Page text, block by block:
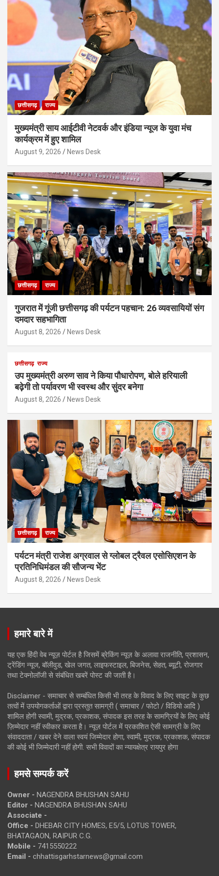
छत्तीसगढ़ राज्य
मुख्यमंत्री साय आईटीवी नेटवर्क और इंडिया न्यूज के युवा मंच
कार्यक्रम में हुए शामिल
August 9, 2026 News Desk
छत्तीसगढ़ राज्य
गुजरात में गूंजी छत्तीसगढ़ की पर्यटन पहचान: 26 व्यवसायियों संग
दमदार सहभागिता
August 8, 2026 News Desk
छत्तीसगढ़ राज्य
उप मुख्यमंत्री अरुण साव ने किया पौधारोपण, बोले हरियाली
बढ़ेगी तो पर्यावरण भी स्वस्थ और सुंदर बनेगा
August 8, 2026 News Desk
छत्तीसगढ़ राज्य
पर्यटन मंत्री राजेश अग्रवाल से ग्लोबल ट्रैवल एसोसिएशन के
प्रतिनिधिमंडल की सौजन्य भेंट
August 8, 2026 News Desk
हमारे बारे में
यह एक हिंदी वेब न्यूज़ पोर्टल है जिसमें ब्रेकिंग न्यूज़ के अलावा राजनीति, प्रशासन,
ट्रेंडिंग न्यूज, बॉलीवुड, खेल जगत, लाइफस्टाइल, बिजनेस, सेहत, ब्यूटी, रोजगार
तथा टेक्नोलॉजी से संबंधित खबरें पोस्ट की जाती है।
Disclaimer - समाचार से सम्बंधित किसी भी तरह के विवाद के लिए साइट के कुछ
तत्वों में उपयोगकर्ताओं द्वारा प्रस्तुत सामग्री ( समाचार / फोटो / विडियो आदि )
शामिल होगी स्वामी, मुद्रक, प्रकाशक, संपादक इस तरह के सामग्रियों के लिए कोई
ज़िम्मेदार नहीं स्वीकार करता है। न्यूज़ पोर्टल में प्रकाशित ऐसी सामग्री के लिए
संवाददाता / खबर देने वाला स्वयं जिम्मेदार होगा, स्वामी, मुद्रक, प्रकाशक, संपादक
की कोई भी जिम्मेदारी नहीं होगी. सभी विवादों का न्यायक्षेत्र रायपुर होगा
हमसे सम्पर्क करें
Owner - NAGENDRA BHUSHAN SAHU
Editor - NAGENDRA BHUSHAN SAHU
Associate -
Office - DHEBAR CITY HOMES, E5/5, LOTUS TOWER,
BHATAGAON, RAIPUR C.G.
Mobile - 7415550222
Email - chhattisgarhstarnews@gmail.com